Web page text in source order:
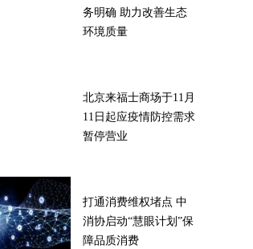
务明确 助力改善生态
环境质量
北京来福士商场于11月
11日起应疫情防控需求
暂停营业
打通消费维权堵点 中
消协启动“慧眼计划”保
障品质消费